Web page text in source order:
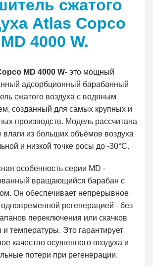
сжатого
Atlas Copco
MD 4000 W.
MD 4000 W- это мощный
адсорбционный барабанный
сжатого воздуха с водяным
созданный для самых крупных и
производств. Модель рассчитана
влаги из больших объёмов воздуха
и низкой точке росы до -30°C.
особенность серии MD -
вращающийся барабан с
Он обеспечивает непрерывное
регенерацией - без
переключения или скачков
и температуры. Это гарантирует
качество осушенного воздуха и
потери при регенерации.